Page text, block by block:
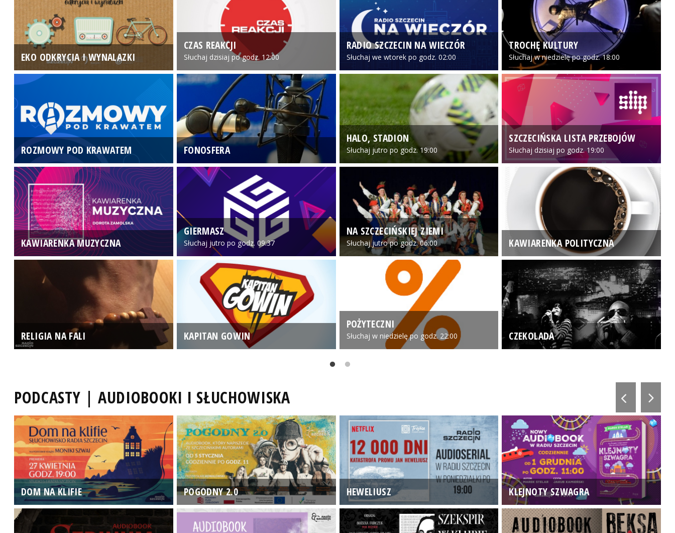
EKO ODKRYCIA I WYNALAZKI
CZAS REAKCJI
Słuchaj dzisiaj po godz. 12:00
RADIO SZCZECIN NA WIECZÓR
Słuchaj we wtorek po godz. 02:00
TROCHĘ KULTURY
Słuchaj w niedzielę po godz. 18:00
ROZMOWY POD KRAWATEM FONOSFERA
HALO, STADION
Słuchaj jutro po godz. 19:00
SZCZECIŃSKA LISTA PRZEBOJÓW
Słuchaj dzisiaj po godz. 19:00
KAWIARENKA MUZYCZNA
GIERMASZ
Słuchaj jutro po godz. 09:37
NA SZCZECIŃSKIEJ ZIEMI
Słuchaj jutro po godz. 06:00 KAWIARENKA POLITYCZNA
RELIGIA NA FALI KAPITAN GOWIN
POŻYTECZNI
Słuchaj w niedzielę po godz. 22:00 CZEKOLADA
PODCASTY | AUDIOBOOKI I SŁUCHOWISKA
DOM NA KLIFIE POGODNY 2.0 HEWELIUSZ KLEJNOTY SZWAGRA